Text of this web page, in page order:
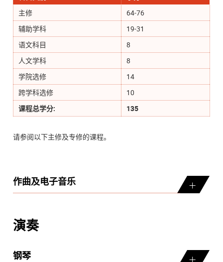
主修
64-76
辅助学科
19-31
语文科目
8
人文学科
8
学院选修
14
跨学科选修
10
课程总学分:
135
请参阅以下主修及专修的课程。
作曲及电子音乐
演奏
钢琴